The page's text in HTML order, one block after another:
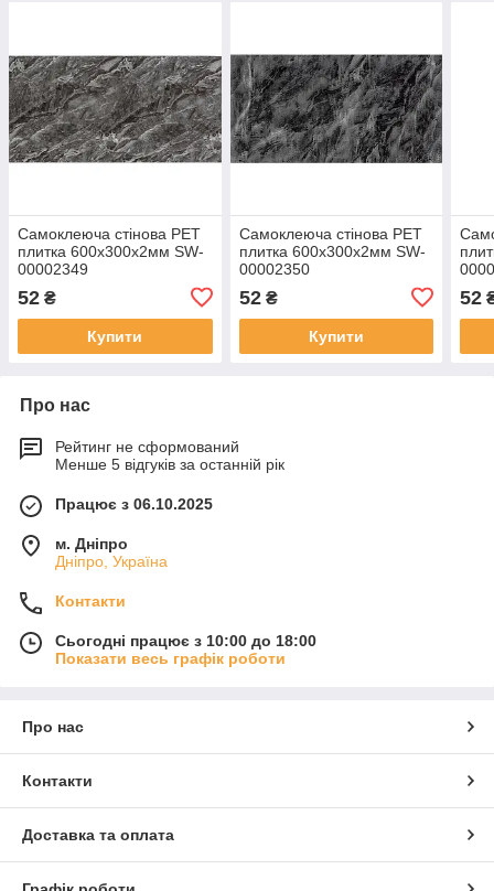
Самоклеюча стінова PET
плитка 600х300х2мм SW-
00002349
52 ₴
Купити
Самоклеюча стінова PET
плитка 600х300х2мм SW-
00002350
52₴
Купити
52
Про нас
Рейтинг не сформований
Менше 5 відгуків за останній рік
Працює з 06.10.2025
м. Дніпро
Дніпро, Україна
Контакти
Сьогодні працює з 10:00 до 18:00
Показати весь графік роботи
Про нас
Контакти
Доставка та оплата